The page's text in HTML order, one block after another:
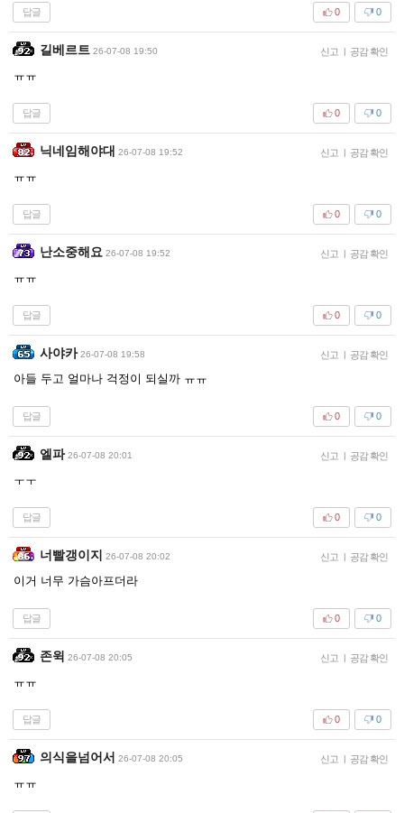
답글 0
0
길베르트 26-07-08 19:50 신고 | 공감 확인
ㅠㅠ
답글 0
0
닉네임해야대 26-07-08 19:52 신고 | 공감 확인
ㅠㅠ
답글 0
0
난소중해요 26-07-08 19:52 신고 | 공감 확인
ㅠㅠ
답글 0
0
사야카 26-07-08 19:58 신고 | 공감 확인
아들 두고 얼마나 걱정이 되실까 ㅠㅠ
답글 0
0
엘파 26-07-08 20:01 신고 | 공감 확인
ㅜㅜ
답글 0
0
너빨갱이지 26-07-08 20:02 신고 | 공감 확인
이거 너무 가슴아프더라
답글 0
0
존윅 26-07-08 20:05 신고 | 공감 확인
ㅠㅠ
답글 0
0
의식을넘어서 26-07-08 20:05 신고 | 공감 확인
ㅠㅠ